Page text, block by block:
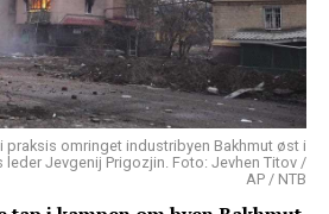
praksis omringet industribyen Bakhmut øst i
leder Jevgenij Prigozjin. Foto: Jevhen Titov /
AP / NTB